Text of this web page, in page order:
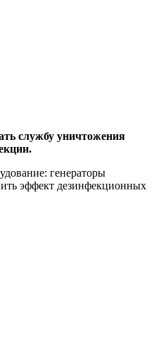
службу уничтожения
генераторы
эффект дезинфекционных